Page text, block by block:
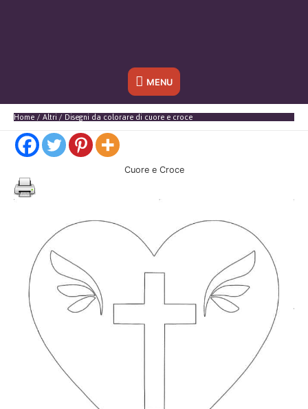
Sotto
l'header
MENU
Home Altri Disegni da colorare di cuore e croce
Cuore e Croce